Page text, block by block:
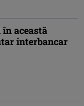
această
interbancar